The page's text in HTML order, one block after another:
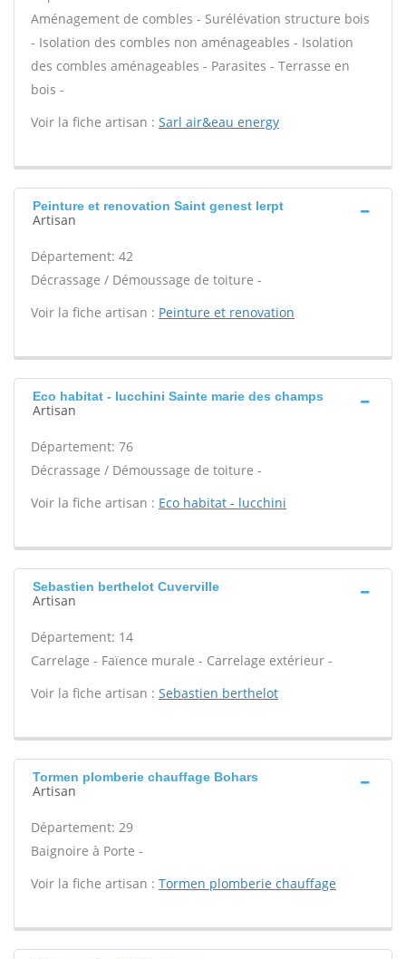
Aménagement de combles - Surélévation structure bois
- Isolation des combles non aménageables - Isolation
des combles aménageables - Parasites - Terrasse en
bois -
Voir la fiche artisan : Sarl air&eau energy
Peinture et renovation Saint genest lerpt
Artisan
Département: 42
Décrassage / Démoussage de toiture -
Voir la fiche artisan : Peinture et renovation
Eco habitat - lucchini Sainte marie des champs
Artisan
Département: 76
Décrassage / Démoussage de toiture -
Voir la fiche artisan : Eco habitat - lucchini
Sebastien berthelot Cuverville
Artisan
Département: 14
Carrelage - Faïence murale - Carrelage extérieur -
Voir la fiche artisan : Sebastien berthelot
Tormen plomberie chauffage Bohars
Artisan
Département: 29
Baignoire à Porte -
Voir la fiche artisan : Tormen plomberie chauffage